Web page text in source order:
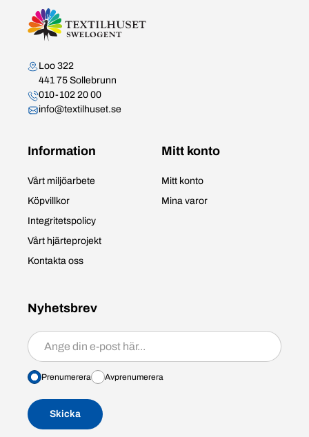
Kontakta oss
Loo 322
441 75 Sollebrunn
010-102 20 00
info@textilhuset.se
Information
Vårt miljöarbete
Köpvillkor
Integritetspolicy
Vårt hjärteprojekt
Kontakta oss
Mitt konto
Mitt konto
Mina varor
Nyhetsbrev
Prenumerera/avprenumerera
Prenumerera Avprenumerera
Skicka